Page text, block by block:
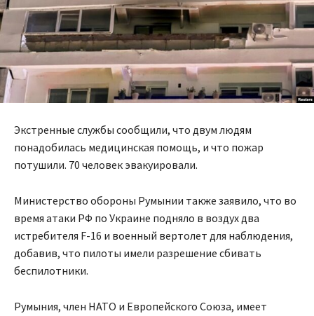
Экстренные службы сообщили, что двум людям
понадобилась медицинская помощь, и что пожар
потушили. 70 человек эвакуировали.
Министерство обороны Румынии также заявило, что во
время атаки РФ по Украине подняло в воздух два
истребителя F-16 и военный вертолет для наблюдения,
добавив, что пилоты имели разрешение сбивать
беспилотники.
Румыния, член НАТО и Европейского Союза, имеет